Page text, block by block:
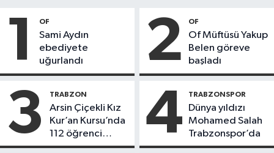
1 OF
Sami Aydın
ebediyete
uğurlandı
2 OF
Of Müftüsü Yakup
Belen göreve
başladı
3 TRABZON
Arsin Çiçekli Kız
Kur’an Kursu’nda
112 öğrenci
icazet aldı
4 TRABZONSPOR
Dünya yıldızı
Mohamed Salah
Trabzonspor’da